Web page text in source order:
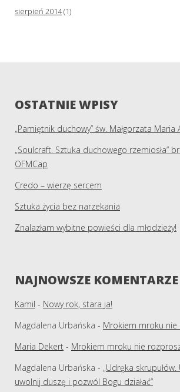
sierpień 2014(1)
OSTATNIE WPISY
„Pamiętnik duchowy” św. Małgorzata Maria
„Soulcraft. Sztuka duchowego rzemiosła”
OFMCap
Credo – wierzę sercem
Sztuka życia bez narzekania
Znalazłam wybitne powieści dla młodzieży!
NAJNOWSZE KOMENTARZE
Kamil - Nowy rok, stara ja!
Magdalena Urbańska - Mrokiem mroku nie
Maria Dekert - Mrokiem mroku nie
Magdalena Urbańska - „Udręka skrupułów.
uwolnij duszę i pozwól Bogu działać”